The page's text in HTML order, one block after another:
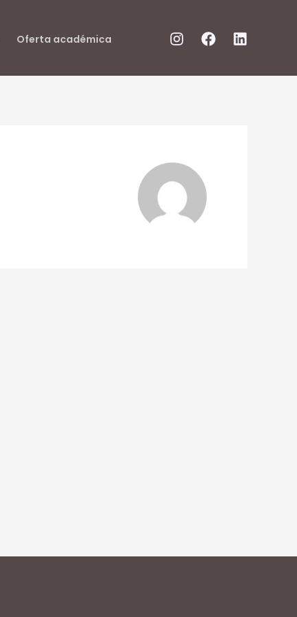
Oferta académica